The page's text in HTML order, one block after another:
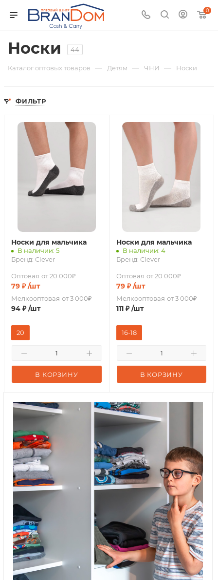
0
Носки 44
Каталог оптовых товаров — Детям — ЧНИ — Носки
ФИЛЬТР
Носки для мальчика
В наличии: 5
Бренд: Clever
Оптовая от 20 000₽
79 ₽ /шт
Мелкооптовая от 3 000₽
94 ₽ /шт
В КОРЗИНУ
20
Носки для мальчика
В наличии: 4
Бренд: Clever
Оптовая от 20 000₽
79₽ /шт
Мелкооптовая от 3 000₽
111₽ /шт
В КОРЗИНУ
16-18